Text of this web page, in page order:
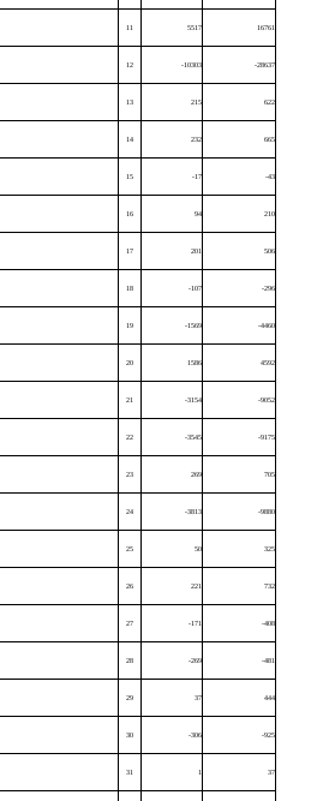
11 5517 16761
12 -10303 -28637
13 215 622
14 232 665
15 -17 -43
16 94 210
17 201 506
18 -107 -296
19 -1569 -4460
20 1586 4592
21 -3154 -9052
22 -3545 -9175
23 269 705
24 -3813 -9880
25 50 325
26 221 732
27 -171 -408
28 -269 -481
29 37 444
30 -306 -925
31 1 37